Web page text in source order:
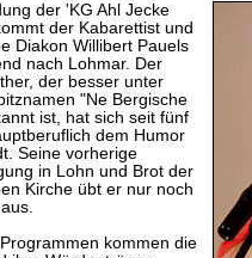
der 'KG Ahl Jecke
der Kabarettist und
Diakon Willibert Pauels
nach Lohmar. Der
der besser unter
"Ne Bergische
ist, hat sich seit fünf
dem Humor
Seine vorherige
in Lohn und Brot der
Kirche übt er nur noch
kommen die